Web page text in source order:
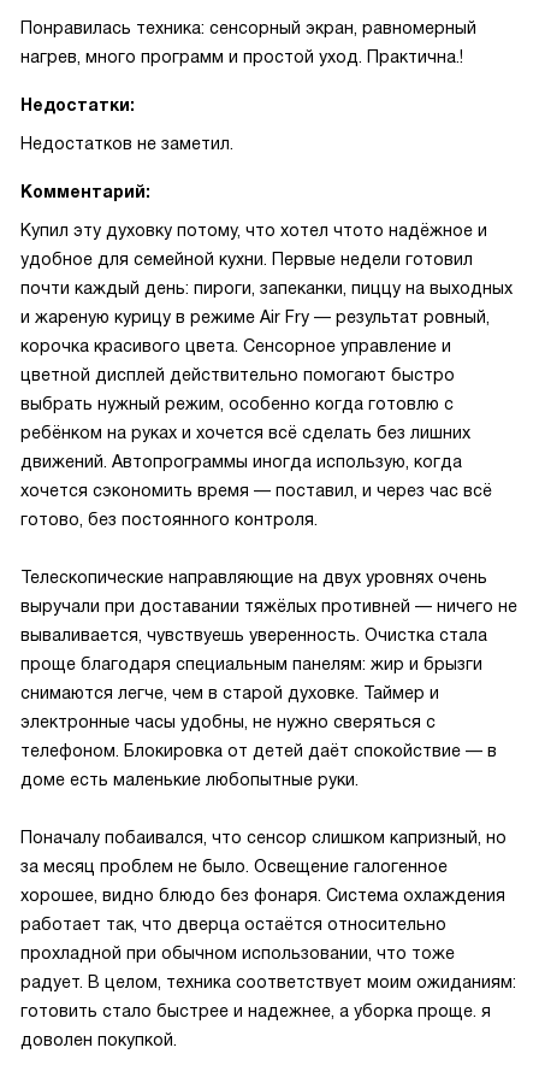
Понравилась техника: сенсорный экран, равномерный
нагрев, много программ и простой уход. Практична.!
Недостатки:
Недостатков не заметил.
Комментарий:
Купил эту духовку потому, что хотел чтото надёжное и
удобное для семейной кухни. Первые недели готовил
почти каждый день: пироги, запеканки, пиццу на выходных
и жареную курицу в режиме Air Fry — результат ровный,
корочка красивого цвета. Сенсорное управление и
цветной дисплей действительно помогают быстро
выбрать нужный режим, особенно когда готовлю с
ребёнком на руках и хочется всё сделать без лишних
движений. Автопрограммы иногда использую, когда
хочется сэкономить время — поставил, и через час всё
готово, без постоянного контроля.
Телескопические направляющие на двух уровнях очень
выручали при доставании тяжёлых противней — ничего не
вываливается, чувствуешь уверенность. Очистка стала
проще благодаря специальным панелям: жир и брызги
снимаются легче, чем в старой духовке. Таймер и
электронные часы удобны, не нужно сверяться с
телефоном. Блокировка от детей даёт спокойствие — в
доме есть маленькие любопытные руки.
Поначалу побаивался, что сенсор слишком капризный, но
за месяц проблем не было. Освещение галогенное
хорошее, видно блюдо без фонаря. Система охлаждения
работает так, что дверца остаётся относительно
прохладной при обычном использовании, что тоже
радует. В целом, техника соответствует моим ожиданиям:
готовить стало быстрее и надежнее, а уборка проще. я
доволен покупкой.